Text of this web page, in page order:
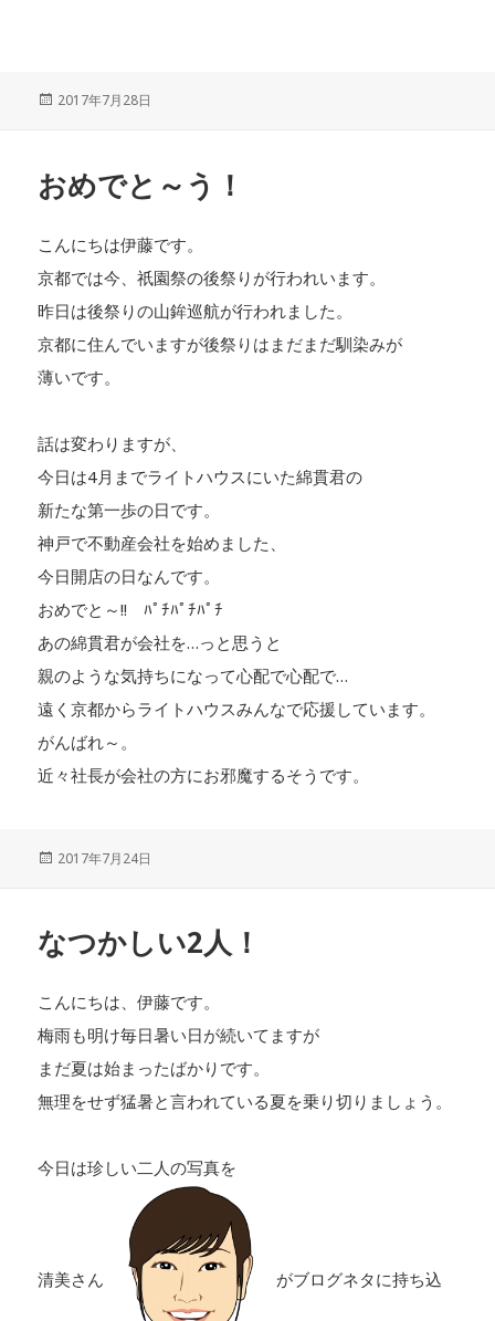
投
2017年7月28日
おめでと～う！
こんにちは伊藤です。
京都では今、祇園祭の後祭りが行われいます。
昨日は後祭りの山鉾巡航が行われました。
京都に住んでいますが後祭りはまだまだ馴染みが
薄いです。
話は変わりますが、
今日は4月までライトハウスにいた綿貫君の
新たな第一歩の日です。
神戸で不動産会社を始めました、
今日開店の日なんです。
おめでと～!! ﾊﾟﾁﾊﾟﾁﾊﾟﾁ
あの綿貫君が会社を…っと思うと
親のような気持ちになって心配で心配で…
遠く京都からライトハウスみんなで応援しています。
がんばれ～。
近々社長が会社の方にお邪魔するそうです。
投
2017年7月24日
なつかしい2人！
こんにちは、伊藤です。
梅雨も明け毎日暑い日が続いてますが
まだ夏は始まったばかりです。
無理をせず猛暑と言われている夏を乗り切りましょう。
今日は珍しい二人の写真を
清美さん がブログネタに持ち込